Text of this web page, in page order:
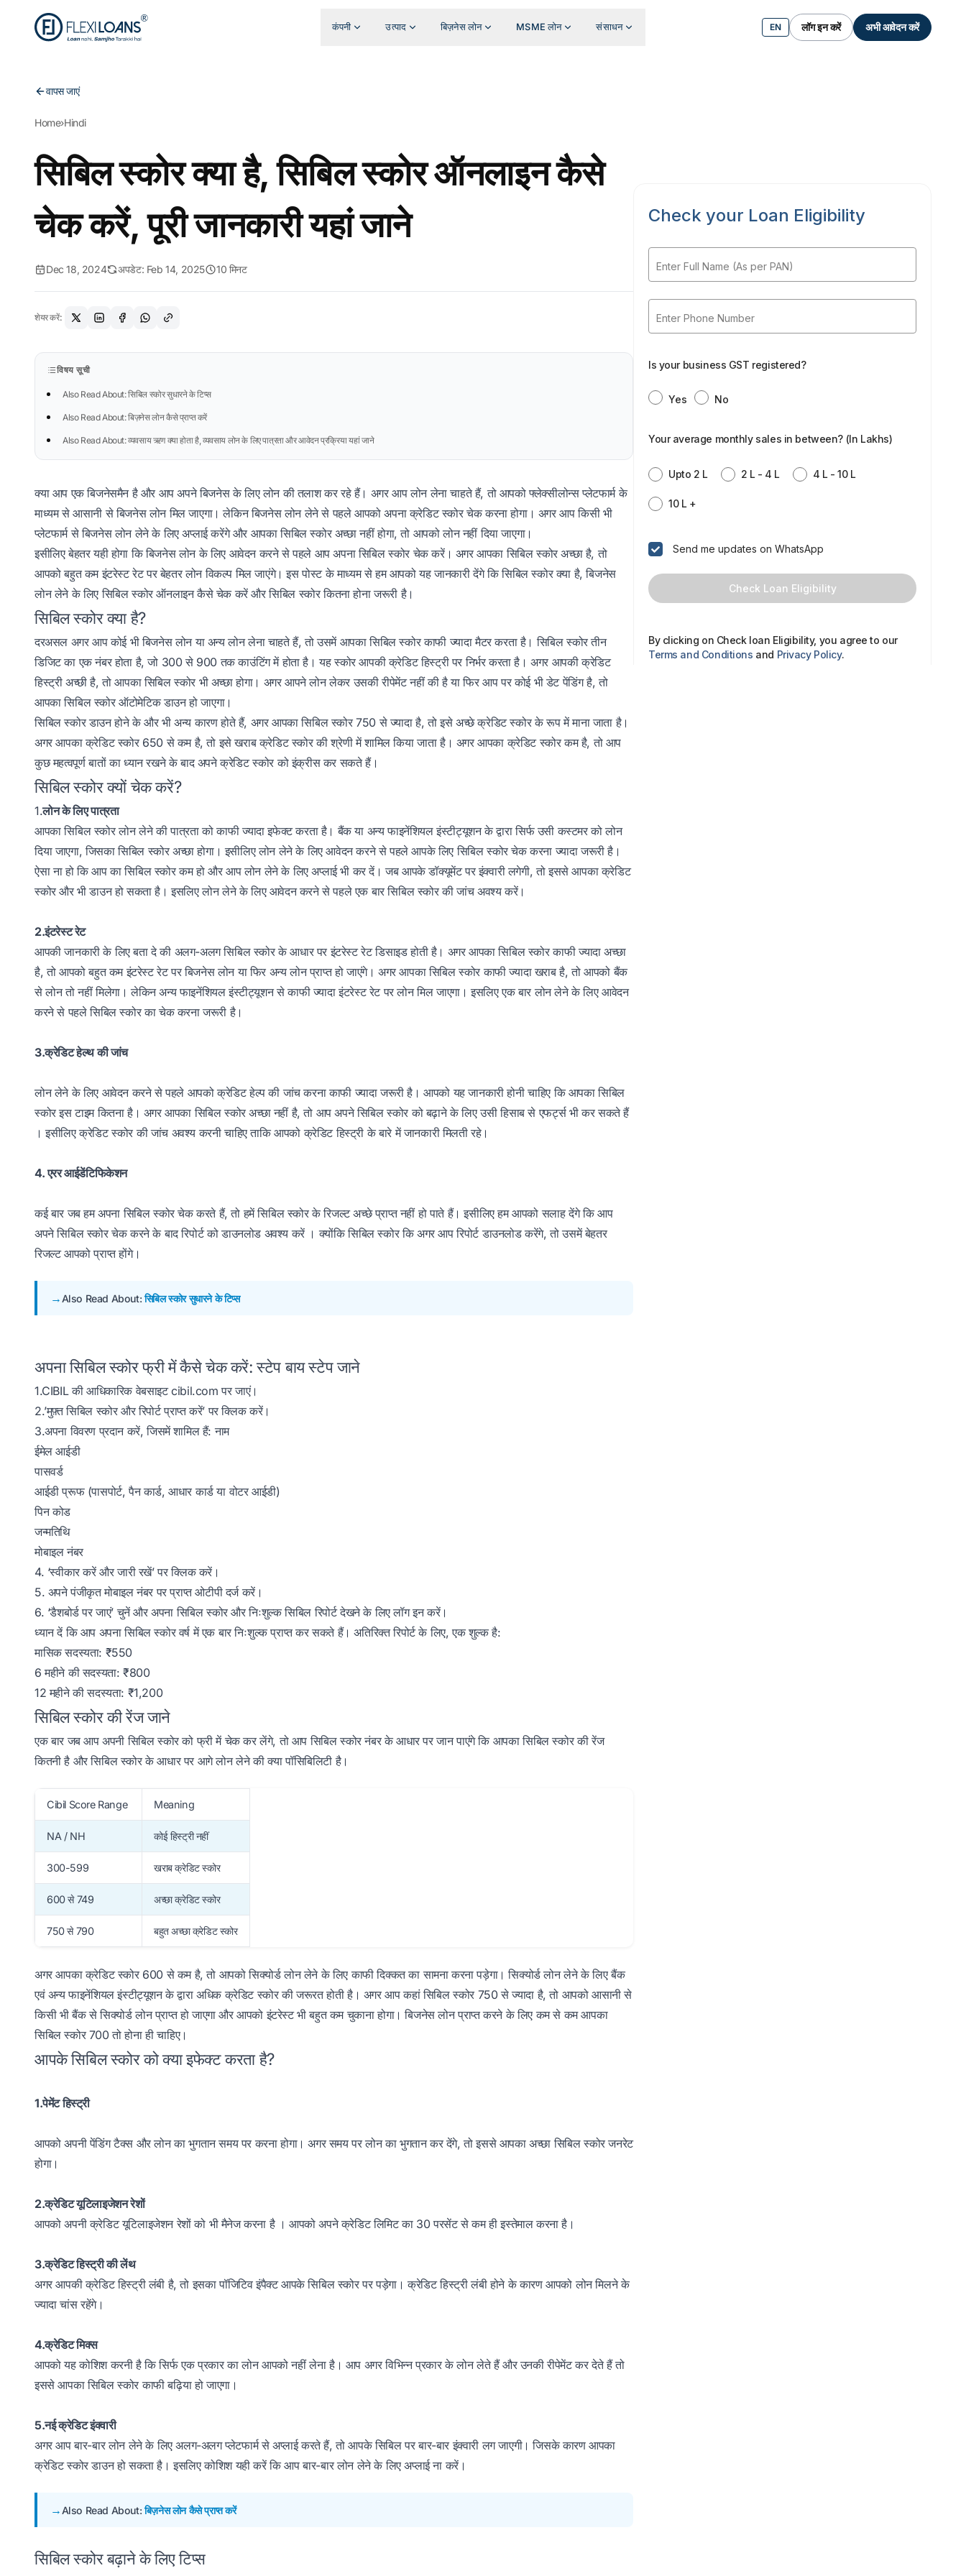
कंपनी उत्पाद बिज़नेस लोन MSME लोन संसाधन EN लॉग इन करें अभी आवेदन करें
वापस जाएं
Home›Hindi
सिबिल स्कोर क्या है, सिबिल स्कोर ऑनलाइन कैसे
चेक करें, पूरी जानकारी यहां जाने
Dec 18, 2024 अपडेट: Feb 14, 2025 10 मिनट
शेयर करें:
विषय सूची
Also Read About: सिबिल स्कोर सुधारने के टिप्स
Also Read About: बिज़नेस लोन कैसे प्राप्त करें
Also Read About: व्यवसाय ऋण क्या होता है, व्यवसाय लोन के लिए पात्रता और आवेदन प्रक्रिया यहां जाने
क्या आप एक बिजनेसमैन है और आप अपने बिजनेस के लिए लोन की तलाश कर रहे हैं। अगर आप लोन लेना चाहते हैं, तो आपको फ्लेक्सीलोन्स प्लेटफार्म के
माध्यम से आसानी से बिजनेस लोन मिल जाएगा। लेकिन बिजनेस लोन लेने से पहले आपको अपना क्रेडिट स्कोर चेक करना होगा। अगर आप किसी भी
प्लेटफार्म से बिजनेस लोन लेने के लिए अप्लाई करेंगे और आपका सिबिल स्कोर अच्छा नहीं होगा, तो आपको लोन नहीं दिया जाएगा।
इसीलिए बेहतर यही होगा कि बिजनेस लोन के लिए आवेदन करने से पहले आप अपना सिबिल स्कोर चेक करें। अगर आपका सिबिल स्कोर अच्छा है, तो
आपको बहुत कम इंटरेस्ट रेट पर बेहतर लोन विकल्प मिल जाएंगे। इस पोस्ट के माध्यम से हम आपको यह जानकारी देंगे कि सिबिल स्कोर क्या है, बिजनेस
लोन लेने के लिए सिबिल स्कोर ऑनलाइन कैसे चेक करें और सिबिल स्कोर कितना होना जरूरी है।
सिबिल स्कोर क्या है?
दरअसल अगर आप कोई भी बिजनेस लोन या अन्य लोन लेना चाहते हैं, तो उसमें आपका सिबिल स्कोर काफी ज्यादा मैटर करता है। सिबिल स्कोर तीन
डिजिट का एक नंबर होता है, जो 300 से 900 तक काउंटिंग में होता है। यह स्कोर आपकी क्रेडिट हिस्ट्री पर निर्भर करता है। अगर आपकी क्रेडिट
हिस्ट्री अच्छी है, तो आपका सिबिल स्कोर भी अच्छा होगा। अगर आपने लोन लेकर उसकी रीपेमेंट नहीं की है या फिर आप पर कोई भी डेट पेंडिंग है, तो
आपका सिबिल स्कोर ऑटोमेटिक डाउन हो जाएगा।
सिबिल स्कोर डाउन होने के और भी अन्य कारण होते हैं, अगर आपका सिबिल स्कोर 750 से ज्यादा है, तो इसे अच्छे क्रेडिट स्कोर के रूप में माना जाता है।
अगर आपका क्रेडिट स्कोर 650 से कम है, तो इसे खराब क्रेडिट स्कोर की श्रेणी में शामिल किया जाता है। अगर आपका क्रेडिट स्कोर कम है, तो आप
कुछ महत्वपूर्ण बातों का ध्यान रखने के बाद अपने क्रेडिट स्कोर को इंक्रीस कर सकते हैं।
सिबिल स्कोर क्यों चेक करें?
1.लोन के लिए पात्रता
आपका सिबिल स्कोर लोन लेने की पात्रता को काफी ज्यादा इफेक्ट करता है। बैंक या अन्य फाइनेंशियल इंस्टीट्यूशन के द्वारा सिर्फ उसी कस्टमर को लोन
दिया जाएगा, जिसका सिबिल स्कोर अच्छा होगा। इसीलिए लोन लेने के लिए आवेदन करने से पहले आपके लिए सिबिल स्कोर चेक करना ज्यादा जरूरी है।
ऐसा ना हो कि आप का सिबिल स्कोर कम हो और आप लोन लेने के लिए अप्लाई भी कर दें। जब आपके डॉक्यूमेंट पर इंक्वारी लगेगी, तो इससे आपका क्रेडिट
स्कोर और भी डाउन हो सकता है। इसलिए लोन लेने के लिए आवेदन करने से पहले एक बार सिबिल स्कोर की जांच अवश्य करें।
2.इंटरेस्ट रेट
आपकी जानकारी के लिए बता दे की अलग-अलग सिबिल स्कोर के आधार पर इंटरेस्ट रेट डिसाइड होती है। अगर आपका सिबिल स्कोर काफी ज्यादा अच्छा
है, तो आपको बहुत कम इंटरेस्ट रेट पर बिजनेस लोन या फिर अन्य लोन प्राप्त हो जाएंगे। अगर आपका सिबिल स्कोर काफी ज्यादा खराब है, तो आपको बैंक
से लोन तो नहीं मिलेगा। लेकिन अन्य फाइनेंशियल इंस्टीट्यूशन से काफी ज्यादा इंटरेस्ट रेट पर लोन मिल जाएगा। इसलिए एक बार लोन लेने के लिए आवेदन
करने से पहले सिबिल स्कोर का चेक करना जरूरी है।
3.क्रेडिट हेल्थ की जांच
लोन लेने के लिए आवेदन करने से पहले आपको क्रेडिट हेल्प की जांच करना काफी ज्यादा जरूरी है। आपको यह जानकारी होनी चाहिए कि आपका सिबिल
स्कोर इस टाइम कितना है। अगर आपका सिबिल स्कोर अच्छा नहीं है, तो आप अपने सिबिल स्कोर को बढ़ाने के लिए उसी हिसाब से एफर्ट्स भी कर सकते हैं
। इसीलिए क्रेडिट स्कोर की जांच अवश्य करनी चाहिए ताकि आपको क्रेडिट हिस्ट्री के बारे में जानकारी मिलती रहे।
4. एरर आईडेंटिफिकेशन
कई बार जब हम अपना सिबिल स्कोर चेक करते हैं, तो हमें सिबिल स्कोर के रिजल्ट अच्छे प्राप्त नहीं हो पाते हैं। इसीलिए हम आपको सलाह देंगे कि आप
अपने सिबिल स्कोर चेक करने के बाद रिपोर्ट को डाउनलोड अवश्य करें । क्योंकि सिबिल स्कोर कि अगर आप रिपोर्ट डाउनलोड करेंगे, तो उसमें बेहतर
रिजल्ट आपको प्राप्त होंगे।
Also Read About:सिबिल स्कोर सुधारने के टिप्स
अपना सिबिल स्कोर फ्री में कैसे चेक करें: स्टेप बाय स्टेप जाने
1.CIBIL की आधिकारिक वेबसाइट cibil.com पर जाएं।
2.’मुफ़्त सिबिल स्कोर और रिपोर्ट प्राप्त करें’ पर क्लिक करें।
3.अपना विवरण प्रदान करें, जिसमें शामिल हैं: नाम
ईमेल आईडी
पासवर्ड
आईडी प्रूफ (पासपोर्ट, पैन कार्ड, आधार कार्ड या वोटर आईडी)
पिन कोड
जन्मतिथि
मोबाइल नंबर
4. ‘स्वीकार करें और जारी रखें’ पर क्लिक करें।
5. अपने पंजीकृत मोबाइल नंबर पर प्राप्त ओटीपी दर्ज करें।
6. ‘डैशबोर्ड पर जाएं’ चुनें और अपना सिबिल स्कोर और निःशुल्क सिबिल रिपोर्ट देखने के लिए लॉग इन करें।
ध्यान दें कि आप अपना सिबिल स्कोर वर्ष में एक बार निःशुल्क प्राप्त कर सकते हैं। अतिरिक्त रिपोर्ट के लिए, एक शुल्क है:
मासिक सदस्यता: ₹550
6 महीने की सदस्यता: ₹800
12 महीने की सदस्यता: ₹1,200
सिबिल स्कोर की रेंज जाने
एक बार जब आप अपनी सिबिल स्कोर को फ्री में चेक कर लेंगे, तो आप सिबिल स्कोर नंबर के आधार पर जान पाएंगे कि आपका सिबिल स्कोर की रेंज
कितनी है और सिबिल स्कोर के आधार पर आगे लोन लेने की क्या पॉसिबिलिटी है।
Cibil Score Range Meaning
NA / NH कोई हिस्ट्री नहीं
300-599 खराब क्रेडिट स्कोर
600 से 749 अच्छा क्रेडिट स्कोर
750 से 790 बहुत अच्छा क्रेडिट स्कोर
अगर आपका क्रेडिट स्कोर 600 से कम है, तो आपको सिक्योर्ड लोन लेने के लिए काफी दिक्कत का सामना करना पड़ेगा। सिक्योर्ड लोन लेने के लिए बैंक
एवं अन्य फाइनेंशियल इंस्टीट्यूशन के द्वारा अधिक क्रेडिट स्कोर की जरूरत होती है। अगर आप कहां सिबिल स्कोर 750 से ज्यादा है, तो आपको आसानी से
किसी भी बैंक से सिक्योर्ड लोन प्राप्त हो जाएगा और आपको इंटरेस्ट भी बहुत कम चुकाना होगा। बिजनेस लोन प्राप्त करने के लिए कम से कम आपका
सिबिल स्कोर 700 तो होना ही चाहिए।
आपके सिबिल स्कोर को क्या इफेक्ट करता है?
1.पेमेंट हिस्ट्री
आपको अपनी पेंडिंग टैक्स और लोन का भुगतान समय पर करना होगा। अगर समय पर लोन का भुगतान कर देंगे, तो इससे आपका अच्छा सिबिल स्कोर जनरेट
होगा।
2.क्रेडिट यूटिलाइजेशन रेशों
आपको अपनी क्रेडिट यूटिलाइजेशन रेशों को भी मैनेज करना है । आपको अपने क्रेडिट लिमिट का 30 परसेंट से कम ही इस्तेमाल करना है।
3.क्रेडिट हिस्ट्री की लेंथ
अगर आपकी क्रेडिट हिस्ट्री लंबी है, तो इसका पॉजिटिव इंपैक्ट आपके सिबिल स्कोर पर पड़ेगा। क्रेडिट हिस्ट्री लंबी होने के कारण आपको लोन मिलने के
ज्यादा चांस रहेंगे।
4.क्रेडिट मिक्स
आपको यह कोशिश करनी है कि सिर्फ एक प्रकार का लोन आपको नहीं लेना है। आप अगर विभिन्न प्रकार के लोन लेते हैं और उनकी रीपेमेंट कर देते हैं तो
इससे आपका सिबिल स्कोर काफी बढ़िया हो जाएगा।
5.नई क्रेडिट इंक्वारी
अगर आप बार-बार लोन लेने के लिए अलग-अलग प्लेटफार्म से अप्लाई करते हैं, तो आपके सिबिल पर बार-बार इंक्वारी लग जाएगी। जिसके कारण आपका
क्रेडिट स्कोर डाउन हो सकता है। इसलिए कोशिश यही करें कि आप बार-बार लोन लेने के लिए अप्लाई ना करें।
Also Read About:बिज़नेस लोन कैसे प्राप्त करें
सिबिल स्कोर बढ़ाने के लिए टिप्स